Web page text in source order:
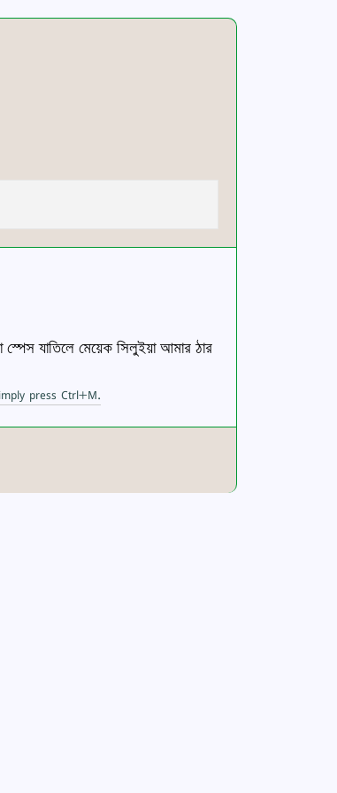
যাতিলে মেয়েক সিলুইয়া আমার ঠার
press Ctrl+M.